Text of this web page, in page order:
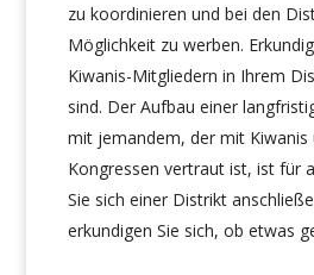
zu koordinieren und bei den
Möglichkeit zu werben.
Kiwanis-Mitgliedern in Ihrem
sind. Der Aufbau einer
mit jemandem, der mit Kiwanis
Kongressen vertraut ist, ist für
Sie sich einer Distrikt
erkundigen Sie sich, ob etwas